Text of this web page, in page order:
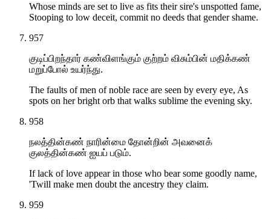
Whose minds are set to live as fits their sire's unspotted fame,
Stooping to low deceit, commit no deeds that gender shame.
957
குடிப்பிறந்தார் கண்விளங்கும் குற்றம் விசும்பின் மதிக்கண்
மறுப்போல் உயர்ந்து.
The faults of men of noble race are seen by every eye, As
spots on her bright orb that walks sublime the evening sky.
958
நலத்தின்கண் நாரின்மை தோன்றின் அவனைக்
குலத்தின்கண் ஐயப் படும்.
If lack of love appear in those who bear some goodly name,
'Twill make men doubt the ancestry they claim.
959